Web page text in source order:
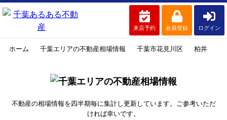
来店予約 会員登録 ログイン
ホーム 千葉エリアの不動産相場情報 千葉市花見川区 柏井
不動産の相場情報を四半期毎に集計し更新しています。ご参考いただ
ければ幸いです。